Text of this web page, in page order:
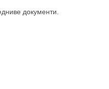
документи.